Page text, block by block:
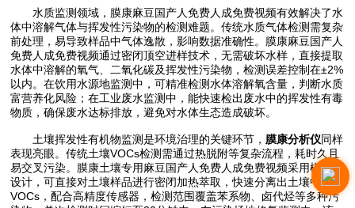
水质监测领域，膜康麻豆国产人免费人成免费视频有效解决了水
体中溶解气体与挥发性污染物的检测难题。传统水质气体检测需复杂
前处理，易导致样品中气体逸散，影响数据准确性。膜康麻豆国产人
免费人成免费视频通过密闭顶空进样技术，无需破坏水样，直接提取
水体中溶解的氧气、二氧化碳及挥发性污染物，检测误差控制在±2%
以内。在饮用水源地监测中，可精准检测水体溶解氧含量，判断水质
富营养化风险；在工业废水监测中，能快速检出废水中的挥发性有毒
物质，确保废水达标排放，避免对水体生态造成破坏。​
土壤挥发性有机物监测是环境治理的关键环节， 膜康分析仪同样
表现亮眼。传统土壤VOCs检测需通过热脱附等复杂流程，耗时久且
易交叉污染。膜康土壤专用麻豆国产人免费人成免费视频采用模块化
设计，可直接对土壤样品进行密闭加热萃取，快速分离出土壤中的
VOCs，配合高精度传感器，检测范围覆盖苯系物、卤代烃等多种污